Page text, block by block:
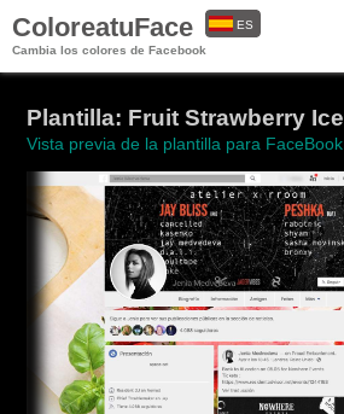
ColoreatuFace
Cambia los colores de Facebook
ES
Plantilla: Fruit Strawberry Ice
Vista previa de la plantilla para FaceBook